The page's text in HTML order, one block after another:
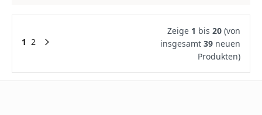
1 2
Zeige 1 bis 20 (von
insgesamt 39 neuen
Produkten)